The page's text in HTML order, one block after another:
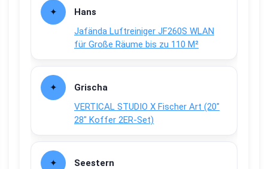
Hans
Jafända Luftreiniger JF260S WLAN
für Große Räume bis zu 110 M²
Grischa
VERTICAL STUDIO X Fischer Art (20″
28″ Koffer 2ER-Set)
Seestern